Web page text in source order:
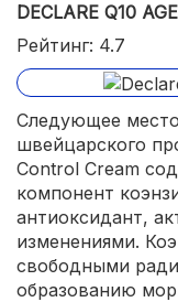
DECLARE Q10
Рейтинг: 4.7
Следующее
швейцарского
Control Cream
компонент
антиоксидант,
изменениями.
свободными
образованию